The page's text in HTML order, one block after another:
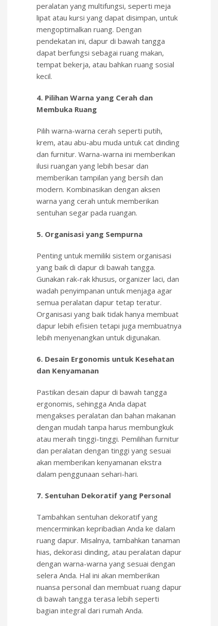
peralatan yang multifungsi, seperti meja
lipat atau kursi yang dapat disimpan, untuk
mengoptimalkan ruang. Dengan
pendekatan ini, dapur di bawah tangga
dapat berfungsi sebagai ruang makan,
tempat bekerja, atau bahkan ruang sosial
kecil.
4. Pilihan Warna yang Cerah dan
Membuka Ruang
Pilih warna-warna cerah seperti putih,
krem, atau abu-abu muda untuk cat dinding
dan furnitur. Warna-warna ini memberikan
ilusi ruangan yang lebih besar dan
memberikan tampilan yang bersih dan
modern. Kombinasikan dengan aksen
warna yang cerah untuk memberikan
sentuhan segar pada ruangan.
5. Organisasi yang Sempurna
Penting untuk memiliki sistem organisasi
yang baik di dapur di bawah tangga.
Gunakan rak-rak khusus, organizer laci, dan
wadah penyimpanan untuk menjaga agar
semua peralatan dapur tetap teratur.
Organisasi yang baik tidak hanya membuat
dapur lebih efisien tetapi juga membuatnya
lebih menyenangkan untuk digunakan.
6. Desain Ergonomis untuk Kesehatan
dan Kenyamanan
Pastikan desain dapur di bawah tangga
ergonomis, sehingga Anda dapat
mengakses peralatan dan bahan makanan
dengan mudah tanpa harus membungkuk
atau meraih tinggi-tinggi. Pemilihan furnitur
dan peralatan dengan tinggi yang sesuai
akan memberikan kenyamanan ekstra
dalam penggunaan sehari-hari.
7. Sentuhan Dekoratif yang Personal
Tambahkan sentuhan dekoratif yang
mencerminkan kepribadian Anda ke dalam
ruang dapur. Misalnya, tambahkan tanaman
hias, dekorasi dinding, atau peralatan dapur
dengan warna-warna yang sesuai dengan
selera Anda. Hal ini akan memberikan
nuansa personal dan membuat ruang dapur
di bawah tangga terasa lebih seperti
bagian integral dari rumah Anda.